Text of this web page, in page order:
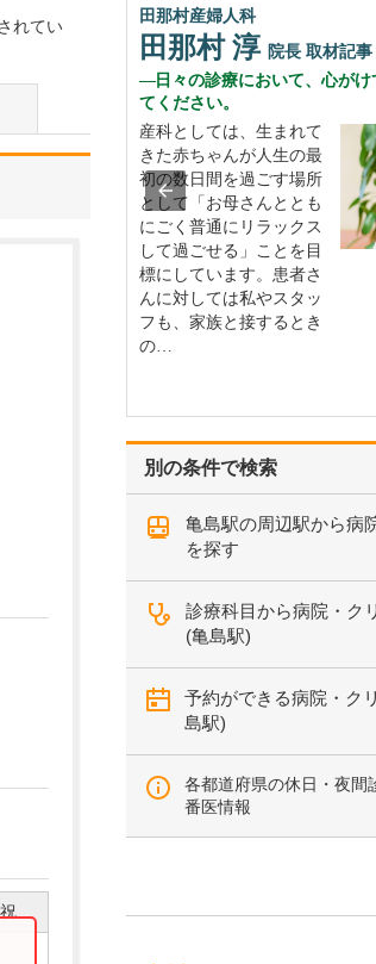
れてい
祝
別の条件で検索
亀島駅の周辺駅から病
を探す
診療科目から病院・ク
(亀島駅)
予約ができる病院・ク
島駅)
各都道府県の休日・夜間
番医情報
田那村産婦人科
田那村 淳 院長 取材記事
日々の診療において、心がけ
てください。
産科としては、生まれて
きた赤ちゃんが人生の最
初の数日間を過ごす場所
として「お母さんととも
にごく普通にリラックス
して過ごせる」ことを目
標にしています。患者さ
んに対しては私やスタッ
フも、家族と接するとき
の…
点に力を入